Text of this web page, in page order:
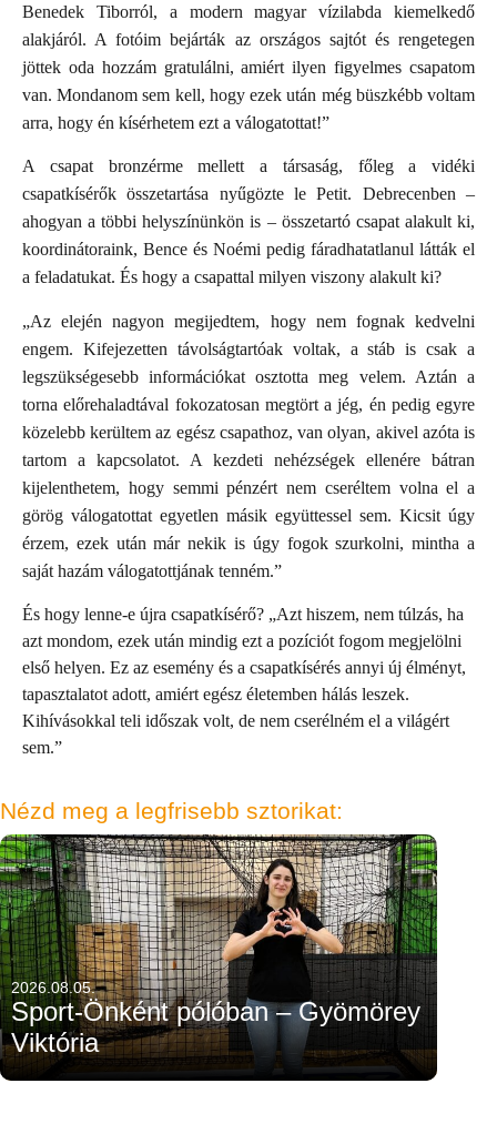
Benedek Tiborról, a modern magyar vízilabda kiemelkedő
alakjáról. A fotóim bejárták az országos sajtót és rengetegen
jöttek oda hozzám gratulálni, amiért ilyen figyelmes csapatom
van. Mondanom sem kell, hogy ezek után még büszkébb voltam
arra, hogy én kísérhetem ezt a válogatottat!”
A csapat bronzérme mellett a társaság, főleg a vidéki
csapatkísérők összetartása nyűgözte le Petit. Debrecenben –
ahogyan a többi helyszínünkön is – összetartó csapat alakult ki,
koordinátoraink, Bence és Noémi pedig fáradhatatlanul látták el
a feladatukat. És hogy a csapattal milyen viszony alakult ki?
„Az elején nagyon megijedtem, hogy nem fognak kedvelni
engem. Kifejezetten távolságtartóak voltak, a stáb is csak a
legszükségesebb információkat osztotta meg velem. Aztán a
torna előrehaladtával fokozatosan megtört a jég, én pedig egyre
közelebb kerültem az egész csapathoz, van olyan, akivel azóta is
tartom a kapcsolatot. A kezdeti nehézségek ellenére bátran
kijelenthetem, hogy semmi pénzért nem cseréltem volna el a
görög válogatottat egyetlen másik együttessel sem. Kicsit úgy
érzem, ezek után már nekik is úgy fogok szurkolni, mintha a
saját hazám válogatottjának tenném.”
És hogy lenne-e újra csapatkísérő? „Azt hiszem, nem túlzás, ha
azt mondom, ezek után mindig ezt a pozíciót fogom megjelölni
első helyen. Ez az esemény és a csapatkísérés annyi új élményt,
tapasztalatot adott, amiért egész életemben hálás leszek.
Kihívásokkal teli időszak volt, de nem cserélném el a világért
sem.”
Nézd meg a legfrisebb sztorikat:
2026.08.05.
Sport-Önként pólóban – Gyömörey
Viktória